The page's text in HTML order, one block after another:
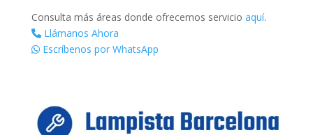
Consulta más áreas donde ofrecemos servicio aquí.
Llámanos Ahora
Escríbenos por WhatsApp